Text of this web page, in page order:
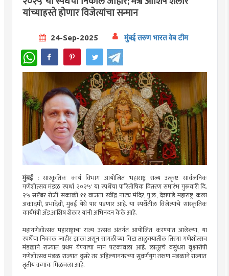
यांच्याहस्ते होणार विजेत्यांचा सन्मान
24-Sep-2025 मुंबई तरुण भारत वेब टीम
WhatsApp
मुंबई :सांस्कृतिक कार्य विभाग आयोजित 'महाराष्ट्र राज्य उत्कृष्ट सार्वजनिक
गणेशोत्सव मंडळ स्पर्धा २०२५' या स्पर्धेचा पारितोषिक वितरण समारंभ गुरूवारी दि.
२५ सप्टेंबर रोजी सकाळी ११ वाजता रवींद्र नाट्य मंदिर, पु,ल, देशपांडे महाराष्ट्र कला
अकादमी, प्रभादेवी, मुंबई येथे पार पडणार आहे. या स्पर्धेतील विजेत्यांचे सांस्कृतिक
कार्यमंत्री ॲड.आशिष शेलार यांनी अभिनंदन केले आहे.
महागणेशोत्सव महाराष्ट्राचा राज्य उत्सव अंतर्गत आयोजित करण्यात आलेल्या, या
स्पर्धेचा निकाल जाहीर झाला असून सांगलीच्या विटा तालुक्यातील तिरंगा गणेशोत्सव
मंडळाने राज्यात प्रथम येण्याचा मान पटकावला आहे. लातूरचे वसुंधरा वृक्षारोपी
गणेशोत्सव मंडळ राज्यात दुसरे तर अहिल्यानगरच्या सुवर्णयुग तरुण मंडळाने राज्यात
तृतीय क्रमांक मिळवला आहे.